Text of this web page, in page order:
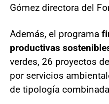
Gómez directora del
Además, el programa
productivas
verdes, 26 proyectos
por servicios
de tipología